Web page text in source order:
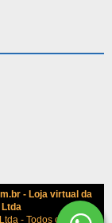
- Loja virtual da
- Todos os direitos